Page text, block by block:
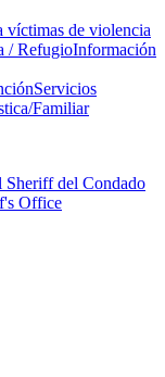
víctimas de violencia
/ RefugioInformación
Servicios
Familiar
Sheriff del Condado
Office